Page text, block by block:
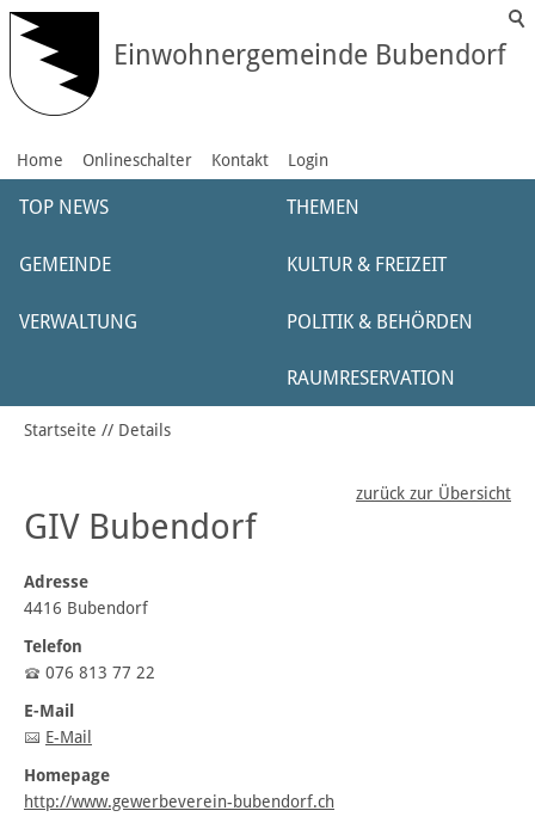
Einwohnergemeinde Bubendorf
Home Onlineschalter Kontakt Login
TOP NEWS THEMEN
GEMEINDE KULTUR & FREIZEIT
VERWALTUNG POLITIK & BEHÖRDEN
RAUMRESERVATION
Startseite Details
zurück zur Übersicht
GIV Bubendorf
Adresse
4416 Bubendorf
Telefon
076 813 77 22
E-Mail
E-Mail
Homepage
http://www.gewerbeverein-bubendorf.ch